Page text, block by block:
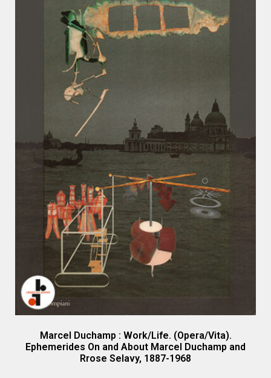
Marcel Duchamp : Work/Life. (Opera/Vita).
Ephemerides On and About Marcel Duchamp and
Rrose Selavy, 1887-1968